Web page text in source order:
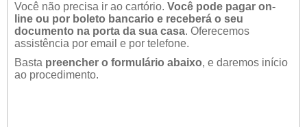
Você não precisa ir ao cartório. Você pode pagar on-
line ou por boleto bancario e receberá o seu
documento na porta da sua casa. Oferecemos
assistência por email e por telefone.
Basta preencher o formulário abaixo, e daremos início
ao procedimento.